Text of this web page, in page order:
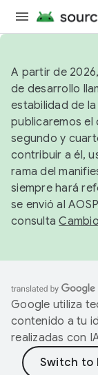
A partir de
de desarrollo
estabilidad de
publicaremos el
segundo y
contribuir a él,
rama del
siempre hará
se envió al
consulta
Google utiliza
contenido a tu
realizadas con